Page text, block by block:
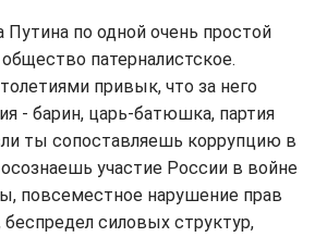
по одной очень простой
патерналистское.
привык, что за него
- барин, царь-батюшка, партия
ты сопоставляешь коррупцию в
участие России в войне
повсеместное нарушение прав
беспредел силовых структур,